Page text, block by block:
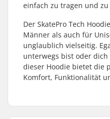
einfach zu tragen und zu
Der SkatePro Tech
Männer als auch für
unglaublich vielseitig.
unterwegs bist oder
dieser Hoodie bietet die
Komfort, Funktionalität